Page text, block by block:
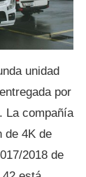
unidad
por
La compañía
de 4K de
2018 de